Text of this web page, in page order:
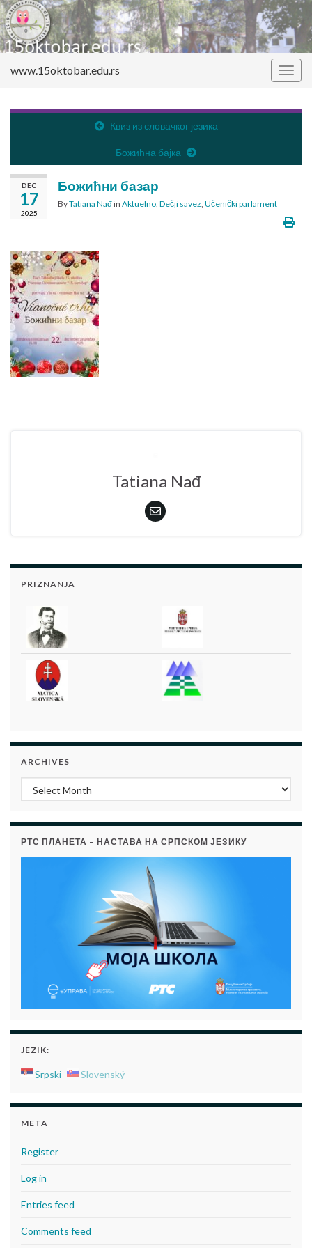
www.15oktobar.edu.rs
Квиз из словачког језика
Божићна бајка
DEC
17
2025
Божићни базар
ByTatiana Nađin Aktuelno Dečji savez Učenički parlament
Tatiana Nađ
PRIZNANJA
ARCHIVES
Archives
РТС ПЛАНЕТА – НАСТАВА НА СРПСКОМ ЈЕЗИКУ
JEZIK:
Srpski Slovenský
META
Register
Log in
Entries feed
Comments feed